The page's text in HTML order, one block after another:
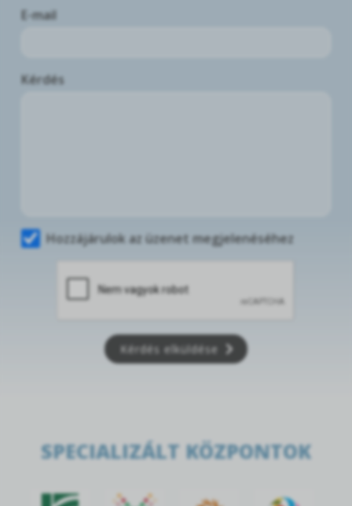
E-mail
Kérdés
Hozzájárulok az üzenet megjelenéséhez
Kérdés elküldése
SPECIALIZÁLT KÖZPONTOK